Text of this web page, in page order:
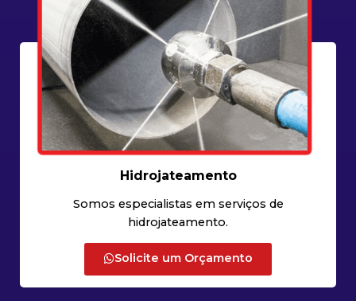
Hidrojateamento
Somos especialistas em serviços de
hidrojateamento.
Solicite um Orçamento